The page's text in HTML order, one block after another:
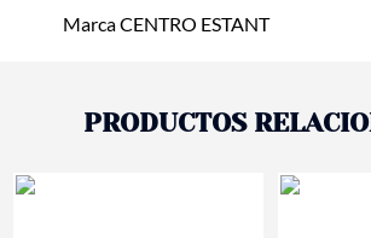
Marca CENTRO ESTANT
PRODUCTOS